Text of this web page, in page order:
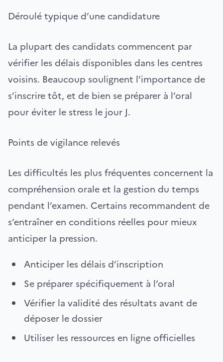
Déroulé typique d’une candidature
La plupart des candidats commencent par
vérifier les délais disponibles dans les centres
voisins. Beaucoup soulignent l’importance de
s’inscrire tôt, et de bien se préparer à l’oral
pour éviter le stress le jour J.
Points de vigilance relevés
Les difficultés les plus fréquentes concernent la
compréhension orale et la gestion du temps
pendant l’examen. Certains recommandent de
s’entraîner en conditions réelles pour mieux
anticiper la pression.
Anticiper les délais d’inscription
Se préparer spécifiquement à l’oral
Vérifier la validité des résultats avant de
déposer le dossier
Utiliser les ressources en ligne officielles